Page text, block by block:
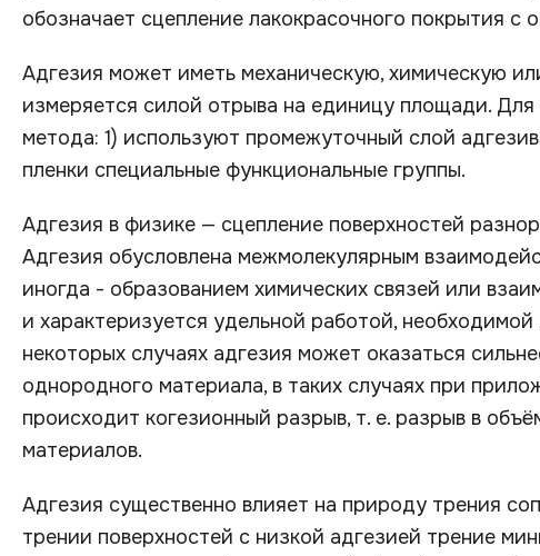
обозначает сцепление лакокрасочного покрытия с
Адгезия может иметь механическую, химическую
измеряется силой отрыва на единицу площади.
метода: 1) используют промежуточный слой
пленки специальные функциональные группы.
Адгезия в физике — сцепление поверхностей
Адгезия обусловлена межмолекулярным
иногда - образованием химических связей или
и характеризуется удельной работой,
некоторых случаях адгезия может оказаться
однородного материала, в таких случаях при
происходит когезионный разрыв, т. е. разрыв в
материалов.
Адгезия существенно влияет на природу трения
трении поверхностей с низкой адгезией трение